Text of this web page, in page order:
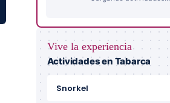
Vive la experiencia
Actividades en Tabarca
Snorkel